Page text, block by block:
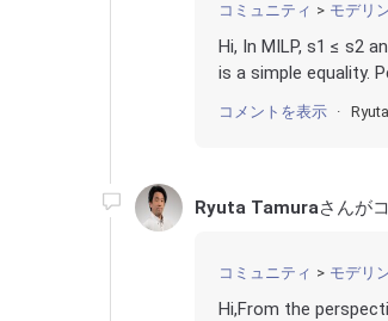
コミュニティ モデリ
Hi, In MILP, s1 ≤ s2
is a simple equality.
コメントを表示
Ryuta Tamuraさんが
コミュニティ モデリ
Hi,From the